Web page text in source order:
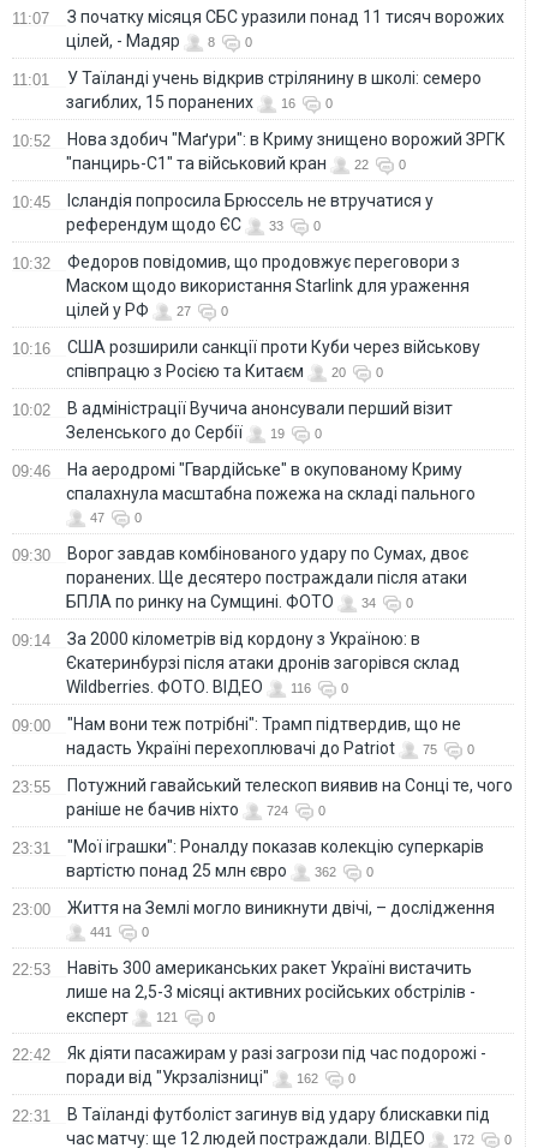
11:07
З початку місяця СБС уразили понад 11 тисяч ворожих
цілей, - Мадяр
8 0
11:01
У Таїланді учень відкрив стрілянину в школі: семеро
загиблих, 15 поранених
16 0
10:52
Нова здобич "Маґури": в Криму знищено ворожий ЗРГК
"панцирь-С1" та військовий кран
22 0
10:45
Ісландія попросила Брюссель не втручатися у
референдум щодо ЄС
33 0
10:32
Федоров повідомив, що продовжує переговори з
Маском щодо використання Starlink для ураження
цілей у РФ
27 0
10:16
США розширили санкції проти Куби через військову
співпрацю з Росією та Китаєм
20 0
10:02
В адміністрації Вучича анонсували перший візит
Зеленського до Сербії
19 0
09:46
На аеродромі "Гвардійське" в окупованому Криму
спалахнула масштабна пожежа на складі пального
47 0
09:30
Ворог завдав комбінованого удару по Сумах, двоє
поранених. Ще десятеро постраждали після атаки
БПЛА по ринку на Сумщині. ФОТО
34 0
09:14
За 2000 кілометрів від кордону з Україною: в
Єкатеринбурзі після атаки дронів загорівся склад
Wildberries. ФОТО. ВІДЕО
116 0
09:00
"Нам вони теж потрібні": Трамп підтвердив, що не
надасть Україні перехоплювачі до Patriot
75 0
23:55
Потужний гавайський телескоп виявив на Сонці те, чого
раніше не бачив ніхто
724 0
23:31
"Мої іграшки": Роналду показав колекцію суперкарів
вартістю понад 25 млн євро
362 0
23:00 Життя на Землі могло виникнути двічі, – дослідження
441 0
22:53
Навіть 300 американських ракет Україні вистачить
лише на 2,5-3 місяці активних російських обстрілів -
експерт
121 0
22:42
Як діяти пасажирам у разі загрози під час подорожі -
поради від "Укрзалізниці"
162 0
22:31
В Таїланді футболіст загинув від удару блискавки під
час матчу: ще 12 людей постраждали. ВІДЕО
172 0